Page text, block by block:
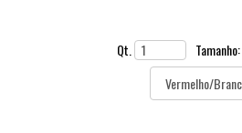
Qt. Tamanho: